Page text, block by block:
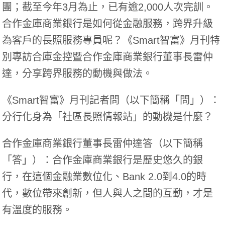
團；截至今年3月為止，已有逾2,000人次完訓。
合作金庫商業銀行是如何從金融服務，跨界升級
為客戶的長照服務專員呢？《Smart智富》月刊特
別專訪合庫金控暨合作金庫商業銀行董事長雷仲
達，分享跨界服務的動機與做法。
《Smart智富》月刊記者問（以下簡稱「問」）：
分行化身為「社區長照情報站」的動機是什麼？
合作金庫商業銀行董事長雷仲達答（以下簡稱
「答」）：合作金庫商業銀行是歷史悠久的銀
行，在這個金融業數位化、Bank 2.0到4.0的時
代，數位帶來創新，但人與人之間的互動，才是
有溫度的服務。